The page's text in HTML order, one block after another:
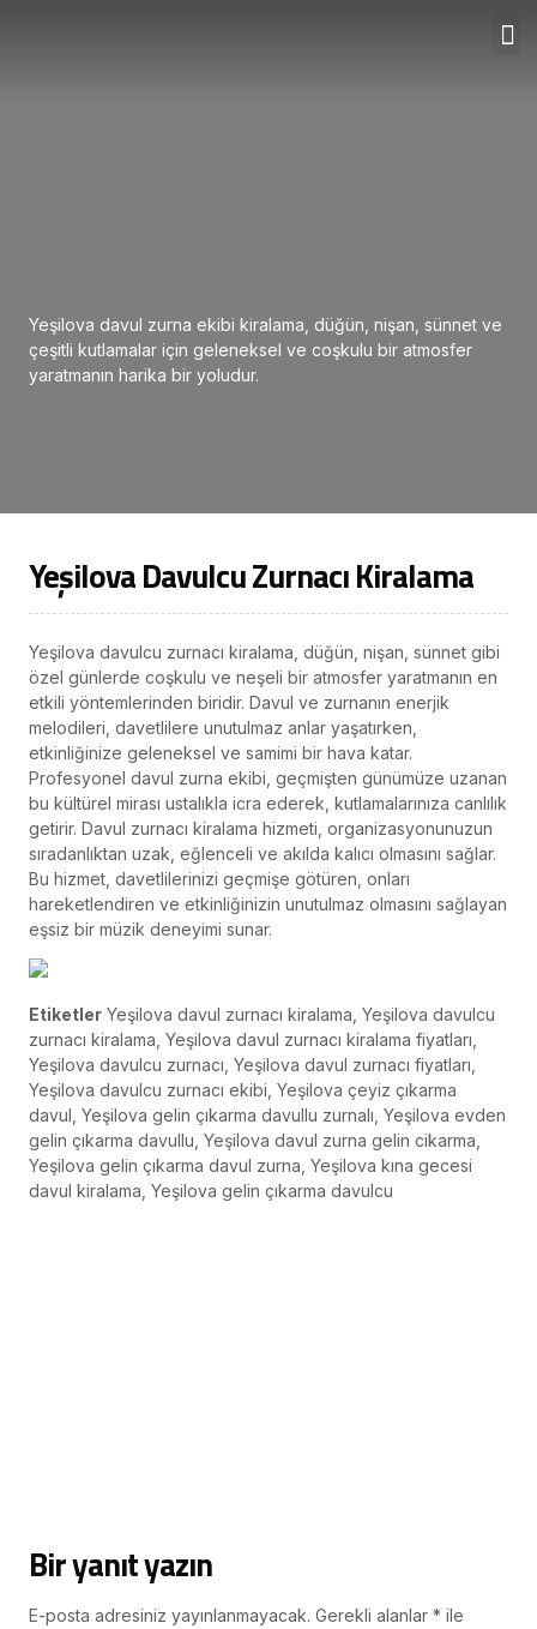
Yeşilova davul zurna ekibi kiralama, düğün, nişan, sünnet ve
çeşitli kutlamalar için geleneksel ve coşkulu bir atmosfer
yaratmanın harika bir yoludur.
Yeşilova Davulcu Zurnacı Kiralama
Yeşilova davulcu zurnacı kiralama, düğün, nişan, sünnet gibi
özel günlerde coşkulu ve neşeli bir atmosfer yaratmanın en
etkili yöntemlerinden biridir. Davul ve zurnanın enerjik
melodileri, davetlilere unutulmaz anlar yaşatırken,
etkinliğinize geleneksel ve samimi bir hava katar.
Profesyonel davul zurna ekibi, geçmişten günümüze uzanan
bu kültürel mirası ustalıkla icra ederek, kutlamalarınıza canlılık
getirir. Davul zurnacı kiralama hizmeti, organizasyonunuzun
sıradanlıktan uzak, eğlenceli ve akılda kalıcı olmasını sağlar.
Bu hizmet, davetlilerinizi geçmişe götüren, onları
hareketlendiren ve etkinliğinizin unutulmaz olmasını sağlayan
eşsiz bir müzik deneyimi sunar.
Etiketler Yeşilova davul zurnacı kiralama, Yeşilova davulcu
zurnacı kiralama, Yeşilova davul zurnacı kiralama fiyatları,
Yeşilova davulcu zurnacı, Yeşilova davul zurnacı fiyatları,
Yeşilova davulcu zurnacı ekibi, Yeşilova çeyiz çıkarma
davul, Yeşilova gelin çıkarma davullu zurnalı, Yeşilova evden
gelin çıkarma davullu, Yeşilova davul zurna gelin cikarma,
Yeşilova gelin çıkarma davul zurna, Yeşilova kına gecesi
davul kiralama, Yeşilova gelin çıkarma davulcu
Bir yanıt yazın
E-posta adresiniz yayınlanmayacak. Gerekli alanlar * ile